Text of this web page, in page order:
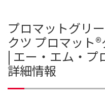
プロマットグリ
クツ プロマット
| エー・エム・プ
詳細情報